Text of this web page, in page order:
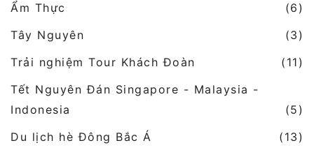
Ẩm Thực
(6)
Tây Nguyên
(3)
Trải nghiệm Tour Khách Đoàn
(11)
Tết Nguyên Đán Singapore - Malaysia -
Indonesia
(5)
Du lịch hè Đông Bắc Á
(13)